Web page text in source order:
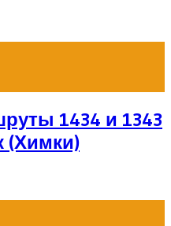
1434 и 1343
(Химки)